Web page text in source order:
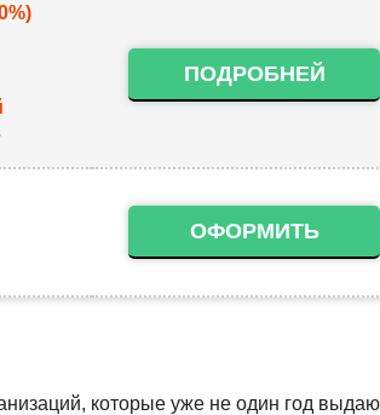
ПОДРОБНЕЙ
ОФОРМИТЬ
которые уже не один год